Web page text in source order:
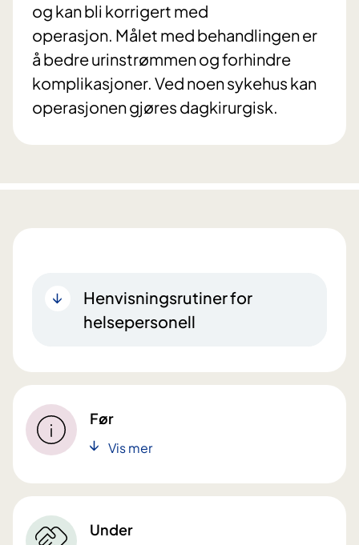
og kan bli korrigert med
operasjon. Målet med behandlingen er
å bedre urinstrømmen og forhindre
komplikasjoner. Ved noen sykehus kan
operasjonen gjøres dagkirurgisk.
Henvisningsrutiner for
helsepersonell
Før
Vis mer
Under